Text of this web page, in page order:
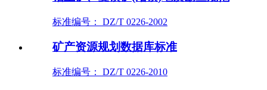
标准编号： DZ/T 0226-2002
矿产资源规划数据库标准
标准编号： DZ/T 0226-2010